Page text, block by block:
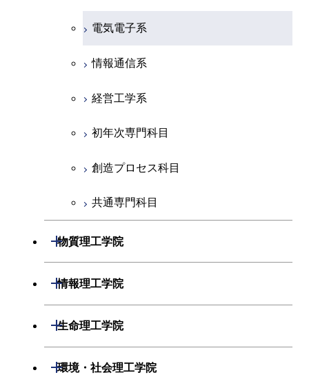
地球惑星科学系
初年次専門科目
創造プロセス科目
共通専門科目
電気電子系
情報通信系
経営工学系
初年次専門科目
創造プロセス科目
共通専門科目
物質理工学院
開閉
材料系
初年次専門科目
情報理工学院
開閉
数理・計算科学系
生命理工学院
開閉
生命理工学系
環境・社会理工学院
開閉